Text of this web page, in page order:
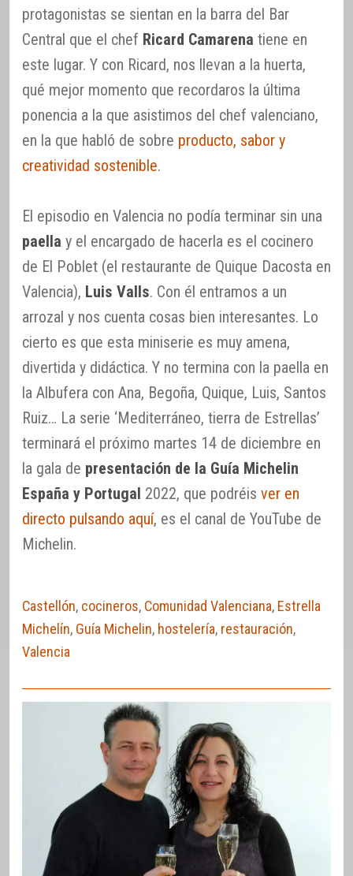
protagonistas se sientan en la barra del Bar
Central que el chef Ricard Camarena tiene en
este lugar. Y con Ricard, nos llevan a la huerta,
qué mejor momento que recordaros la última
ponencia a la que asistimos del chef valenciano,
en la que habló de sobre producto, sabor y
creatividad sostenible.
El episodio en Valencia no podía terminar sin una
paella y el encargado de hacerla es el cocinero
de El Poblet (el restaurante de Quique Dacosta en
Valencia), Luis Valls. Con él entramos a un
arrozal y nos cuenta cosas bien interesantes. Lo
cierto es que esta miniserie es muy amena,
divertida y didáctica. Y no termina con la paella en
la Albufera con Ana, Begoña, Quique, Luis, Santos
Ruiz… La serie ‘Mediterráneo, tierra de Estrellas’
terminará el próximo martes 14 de diciembre en
la gala de presentación de la Guía Michelin
España y Portugal 2022, que podréis ver en
directo pulsando aquí, es el canal de YouTube de
Michelin.
Castellón, cocineros, Comunidad Valenciana, Estrella
Michelín, Guía Michelin, hostelería, restauración,
Valencia